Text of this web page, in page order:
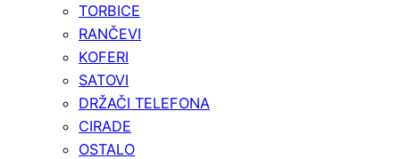
TORBICE
RANČEVI
KOFERI
SATOVI
DRŽAČI TELEFONA
CIRADE
OSTALO